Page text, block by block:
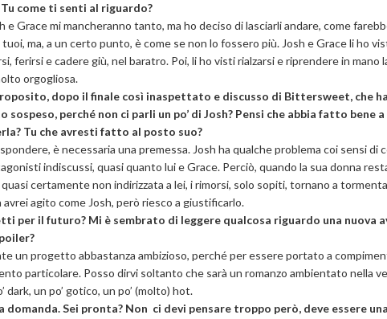
Tu come ti senti al riguardo?
e Grace mi mancheranno tanto, ma ho deciso di lasciarli andare, come
tuoi, ma, a un certo punto, è come se non lo fossero più. Josh e Grace li ho
ferirsi e cadere giù, nel baratro. Poi, li ho visti rialzarsi e riprendere in mano
orgogliosa.
dopo il finale così inaspettato e discusso di Bittersweet, che
sospeso, perché non ci parli un po’ di Josh? Pensi che abbia fatto bene
Tu che avresti fatto al posto suo?
è necessaria una premessa. Josh ha qualche problema coi sensi di
indiscussi, quasi quanto lui e Grace. Perciò, quando la sua donna
certamente non indirizzata a lei, i rimorsi, solo sopiti, tornano a
avrei agito come Josh, però riesco a giustificarlo.
per il futuro? Mi è sembrato di leggere qualcosa riguardo una nuova
un progetto abbastanza ambizioso, perché per essere portato a
particolare. Posso dirvi soltanto che sarà un romanzo ambientato nella
dark, un po’ gotico, un po’ (molto) hot.
domanda. Sei pronta? Non ci devi pensare troppo però, deve essere